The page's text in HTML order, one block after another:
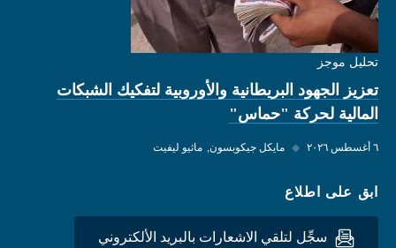
تحليل موجز
تعزيز الجهود البريطانية والأوروبية لتفكيك الشبكات
المالية لحركة "حماس"
٦ أغسطس ٢٠٢٦ ◆ مايكل جيكوبسون ماثيو ليفيت
ابق على اطلاع
سجِّل لتلقي الاشعارات بالبريد الألكتروني